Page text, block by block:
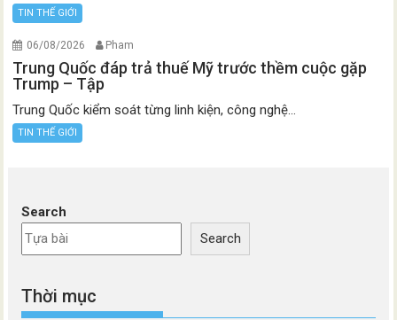
TIN THẾ GIỚI
06/08/2026 Pham
Trung Quốc đáp trả thuế Mỹ trước thềm cuộc gặp
Trump – Tập
Trung Quốc kiểm soát từng linh kiện, công nghệ...
TIN THẾ GIỚI
Search
Search
Thời mục